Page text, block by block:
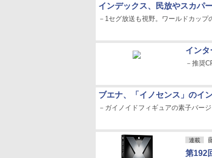
インデックス、民放やスカパ
－1セグ放送も視野。ワールドカップ
インタ
－推奨
ブエナ、「イノセンス」のイ
－ガイノイドフィギュアの素子バー
連載
第192